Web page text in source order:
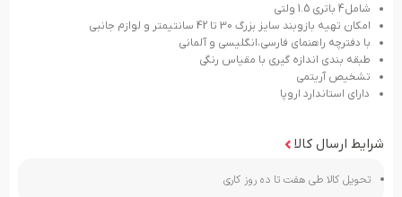
شامل4 باتري 1.5 ولتي
امكان تهيه بازوبند سايز بزرگ 30 تا 42 سانتيمتر و لوازم جانبي
با دفترچه راهنمای فارسی،انگلیسی و آلمانی
طبقه بندی اندازه گیری با مقیاس رنگی
تشخیص آریتمی
دارای استاندارد اروپا
شرایط ارسال کالا
تحویل کالا طی هفت تا ده روز کاری